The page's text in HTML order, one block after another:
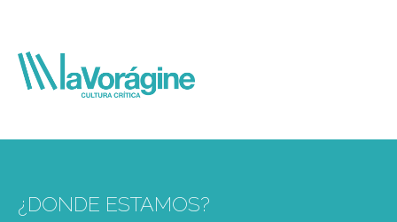
¿DONDE ESTAMOS?